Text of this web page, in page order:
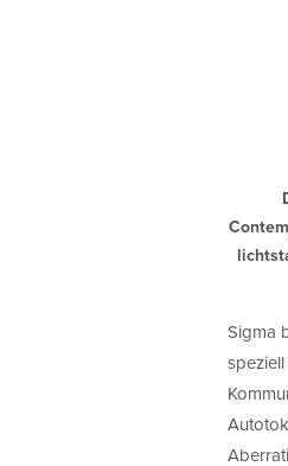
Sigma